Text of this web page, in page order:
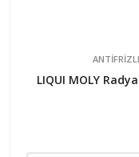
LIQUI MOLY